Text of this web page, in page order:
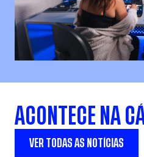
ACONTECE NA
VER TODAS AS NOTÍCIAS